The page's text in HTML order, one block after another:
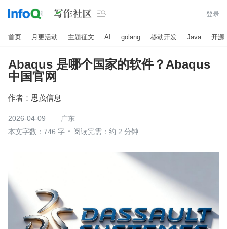
 登录
首页 月更活动 主题征文 AI golang 移动开发 Java 开源
Abaqus 是哪个国家的软件？Abaqus
中国官网
作者： 思茂信息
2026-04-09
广东
本文字数：746 字
阅读完需：约 2 分钟